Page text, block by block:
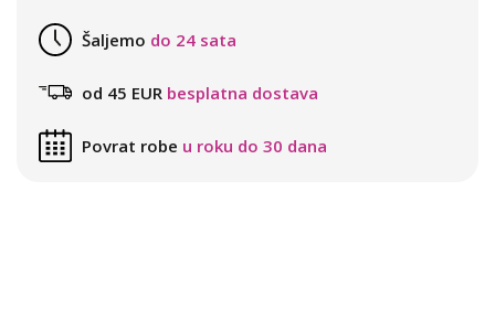
Šaljemo do 24 sata
od 45 EUR besplatna dostava
Povrat robe u roku do 30 dana